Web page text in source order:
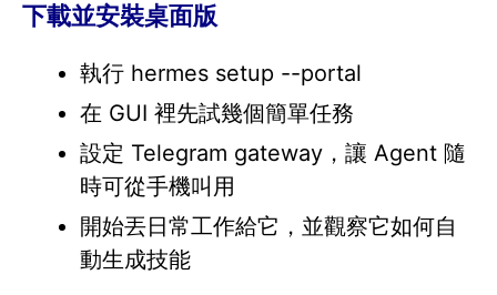
下載並安裝桌面版
執行 hermes setup --portal
在 GUI 裡先試幾個簡單任務
設定 Telegram gateway，讓 Agent 隨
時可從手機叫用
開始丟日常工作給它，並觀察它如何自
動生成技能